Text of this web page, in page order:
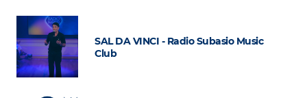
SAL DA VINCI - Radio Subasio Music
Club